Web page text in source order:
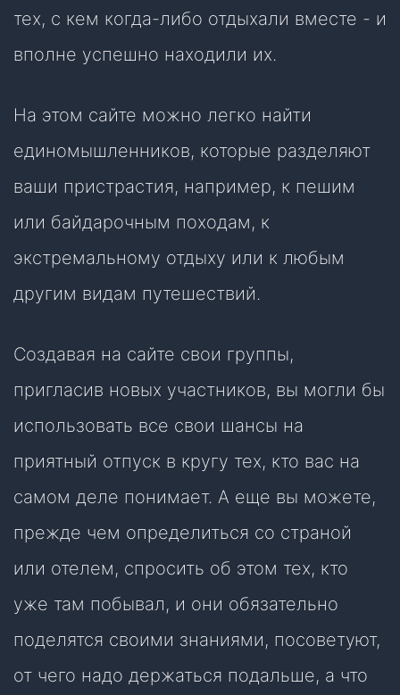
тех, с кем когда-либо отдыхали вместе - и
вполне успешно находили их.
На этом сайте можно легко найти
единомышленников, которые разделяют
ваши пристрастия, например, к пешим
или байдарочным походам, к
экстремальному отдыху или к любым
другим видам путешествий.
Создавая на сайте свои группы,
пригласив новых участников, вы могли бы
использовать все свои шансы на
приятный отпуск в кругу тех, кто вас на
самом деле понимает. А еще вы можете,
прежде чем определиться со страной
или отелем, спросить об этом тех, кто
уже там побывал, и они обязательно
поделятся своими знаниями, посоветуют,
от чего надо держаться подальше, а что